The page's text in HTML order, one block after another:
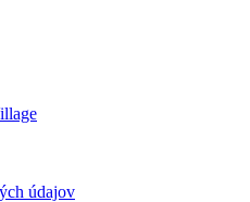
údajov